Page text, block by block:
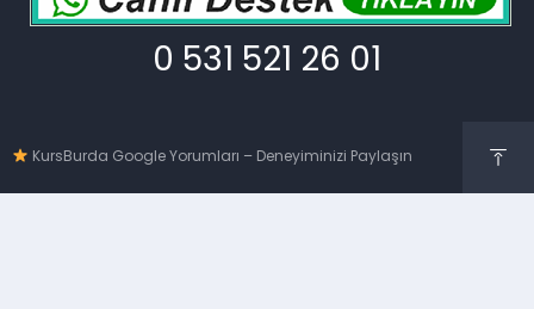
0 531 521 26 01
KursBurda Google Yorumları – Deneyiminizi Paylaşın